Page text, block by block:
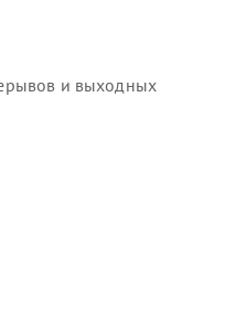
и выходных